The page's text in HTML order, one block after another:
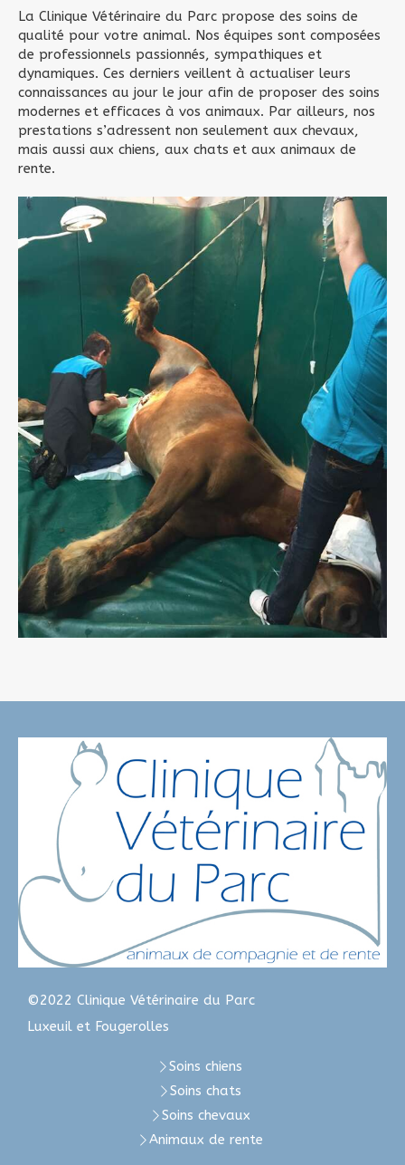
La Clinique Vétérinaire du Parc propose des soins de
qualité pour votre animal. Nos équipes sont composées
de professionnels passionnés, sympathiques et
dynamiques. Ces derniers veillent à actualiser leurs
connaissances au jour le jour afin de proposer des soins
modernes et efficaces à vos animaux. Par ailleurs, nos
prestations s’adressent non seulement aux chevaux,
mais aussi aux chiens, aux chats et aux animaux de
rente.
©2022 Clinique Vétérinaire du Parc
Luxeuil et Fougerolles
Soins chiens
Soins chats
Soins chevaux
Animaux de rente